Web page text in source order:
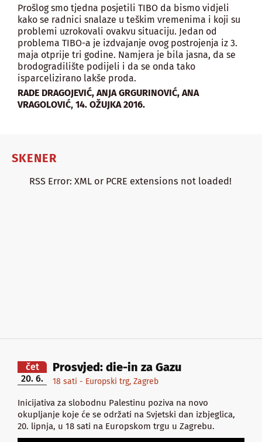
Prošlog smo tjedna posjetili TIBO da bismo vidjeli
kako se radnici snalaze u teškim vremenima i koji su
problemi uzrokovali ovakvu situaciju. Jedan od
problema TIBO-a je izdvajanje ovog postrojenja iz 3.
maja otprije tri godine. Namjera je bila jasna, da se
brodogradilište podijeli i da se onda tako
isparcelizirano lakše proda.
RADE DRAGOJEVIĆ, ANJA GRGURINOVIĆ, ANA
VRAGOLOVIĆ, 14. OŽUJKA 2016.
SKENER
RSS Error: XML or PCRE extensions not loaded!
čet
20. 6.
Prosvjed: die-in za Gazu
18 sati - Europski trg, Zagreb
Inicijativa za slobodnu Palestinu poziva na novo
okupljanje koje će se održati na Svjetski dan izbjeglica,
20. lipnja, u 18 sati na Europskom trgu u Zagrebu.